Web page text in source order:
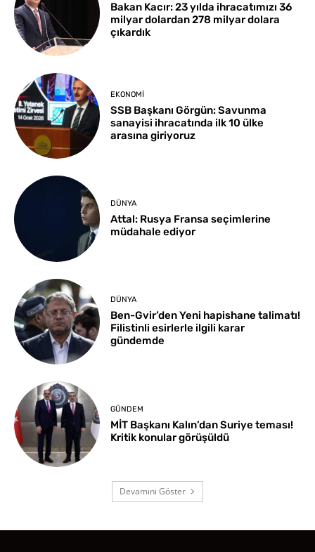
Bakan Kacır: 23 yılda ihracatımızı 36
milyar dolardan 278 milyar dolara
çıkardık
EKONOMI
SSB Başkanı Görgün: Savunma
sanayisi ihracatında ilk 10 ülke
arasına giriyoruz
DÜNYA
Attal: Rusya Fransa seçimlerine
müdahale ediyor
DÜNYA
Ben-Gvir’den Yeni hapishane talimatı!
Filistinli esirlerle ilgili karar
gündemde
GÜNDEM
MİT Başkanı Kalın’dan Suriye teması!
Kritik konular görüşüldü
Devamını Göster